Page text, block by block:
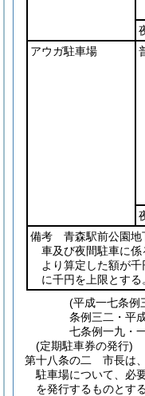
アウガ駐車場
備考 青森駅前公園地
車及び夜間駐車に
より算定した額が
に千円を上限とする
(平成一七条例
条例三二・平
七条例一九・
(定期駐車券の発行)
第十八条の二
市長は
駐車場について、必
を発行するものとする